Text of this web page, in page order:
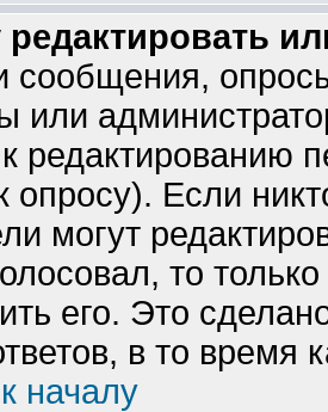
редактировать
сообщения,
или
редактированию
опросу). Если
могут
то
его. Это
в то время
началу